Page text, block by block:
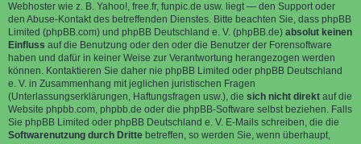
Webhoster wie z. B. Yahoo!, free.fr, funpic.de usw. liegt — den Support oder
den Abuse-Kontakt des betreffenden Dienstes. Bitte beachten Sie, dass phpBB
Limited (phpBB.com) und phpBB Deutschland e. V. (phpBB.de) absolut keinen
Einfluss auf die Benutzung oder den oder die Benutzer der Forensoftware
haben und dafür in keiner Weise zur Verantwortung herangezogen werden
können. Kontaktieren Sie daher nie phpBB Limited oder phpBB Deutschland
e. V. in Zusammenhang mit jeglichen juristischen Fragen
(Unterlassungserklärungen, Haftungsfragen usw.), die sich nicht direkt auf die
Website phpbb.com, phpbb.de oder die phpBB-Software selbst beziehen. Falls
Sie phpBB Limited oder phpBB Deutschland e. V. E-Mails schreiben, die die
Softwarenutzung durch Dritte betreffen, so werden Sie, wenn überhaupt,